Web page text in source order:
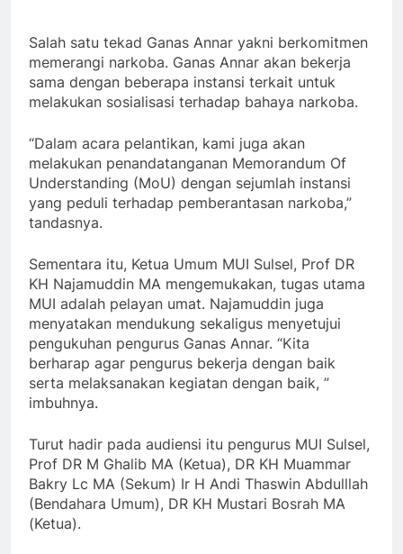
Salah satu tekad Ganas Annar yakni berkomitmen
memerangi narkoba. Ganas Annar akan bekerja
sama dengan beberapa instansi terkait untuk
melakukan sosialisasi terhadap bahaya narkoba.
“Dalam acara pelantikan, kami juga akan
melakukan penandatanganan Memorandum Of
Understanding (MoU) dengan sejumlah instansi
yang peduli terhadap pemberantasan narkoba,”
tandasnya.
Sementara itu, Ketua Umum MUI Sulsel, Prof DR
KH Najamuddin MA mengemukakan, tugas utama
MUI adalah pelayan umat. Najamuddin juga
menyatakan mendukung sekaligus menyetujui
pengukuhan pengurus Ganas Annar. “Kita
berharap agar pengurus bekerja dengan baik
serta melaksanakan kegiatan dengan baik, ”
imbuhnya.
Turut hadir pada audiensi itu pengurus MUI Sulsel,
Prof DR M Ghalib MA (Ketua), DR KH Muammar
Bakry Lc MA (Sekum) Ir H Andi Thaswin Abdulllah
(Bendahara Umum), DR KH Mustari Bosrah MA
(Ketua).